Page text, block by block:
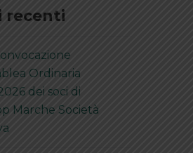
recenti
Ordinaria
dei soci di
Marche Società